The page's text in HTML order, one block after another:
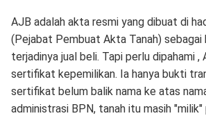
AJB adalah akta resmi yang dibuat di
(Pejabat Pembuat Akta Tanah)
terjadinya jual beli. Tapi perlu dipahami ,
sertifikat kepemilikan. Ia hanya bukti
sertifikat belum balik nama ke atas
administrasi BPN, tanah itu masih "milik"